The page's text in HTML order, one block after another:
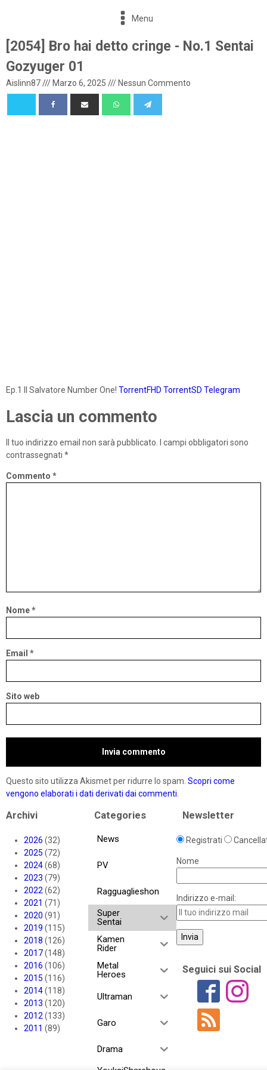
Menu
[2054] Bro hai detto cringe - No.1 Sentai
Gozyuger 01
Aislinn87/// Marzo 6, 2025 /// Nessun Commento
Ep.1 Il Salvatore Number One! TorrentFHD TorrentSD Telegram
Lascia un commento
Il tuo indirizzo email non sarà pubblicato.
I campi obbligatori sono
contrassegnati *
Commento *
Nome*
Email *
Sito web
Questo sito utilizza Akismet per ridurre lo spam. Scopri come
vengono elaborati i dati derivati dai commenti.
Archivi
2026 (32)
2025 (72)
2024(68)
2023 (79)
2022(62)
2021 (71)
2020 (91)
2019 (115)
2018 (126)
2017(148)
2016 (106)
2015 (116)
2014(118)
2013 (120)
2012(133)
2011 (89)
Categories
News
PV
Ragguaglieshon
Super
Sentai
Kamen
Rider
Metal
Heroes
Ultraman
Garo
Drama
Newsletter
Registrati
Nome
Indirizzo e-mail:
Seguici sui Social